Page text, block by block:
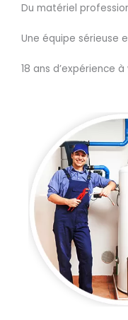
Du matériel
Une équipe sérieuse
18 ans d’expérience